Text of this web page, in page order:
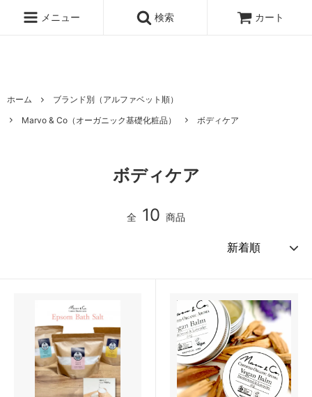
ノンケミカル日焼け止め、オーガニックコスメのオンライン通販ショッ
メニュー 検索 カート
ホーム
ブランド別（アルファベット順）
Marvo & Co（オーガニック基礎化粧品）
ボディケア
ボディケア
全 10 商品